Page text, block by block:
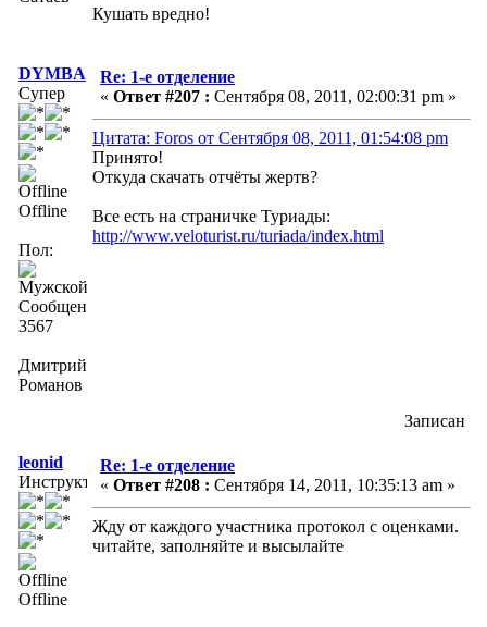
Кушать вредно!
DYMBA
Супер
Offline
Пол:
Сообщений:
3567
Дмитрий
Романов
Re: 1-е отделение
« Ответ #207 : Сентября 08, 2011, 02:00:31 pm »
Цитата: Foros от Сентября 08, 2011, 01:54:08 pm
Принято!
Откуда скачать отчёты жертв?
Все есть на страничке Туриады:
http://www.veloturist.ru/turiada/index.html
Записан
leonid
Инструктор
Offline
Re: 1-е отделение
« Ответ #208 : Сентября 14, 2011, 10:35:13 am »
Жду от каждого участника протокол с оценками.
читайте, заполняйте и высылайте